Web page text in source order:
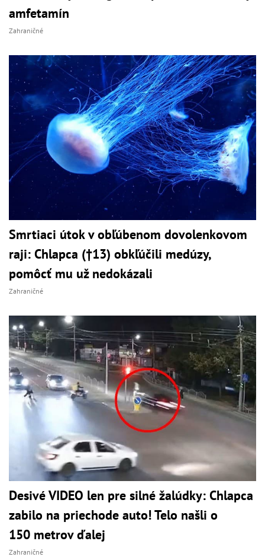
amfetamín
Zahraničné
Smrtiaci útok v obľúbenom dovolenkovom
raji: Chlapca (†13) obkľúčili medúzy,
pomôcť mu už nedokázali
Zahraničné
Desivé VIDEO len pre silné žalúdky: Chlapca
zabilo na priechode auto! Telo našli o
150 metrov ďalej
Zahraničné